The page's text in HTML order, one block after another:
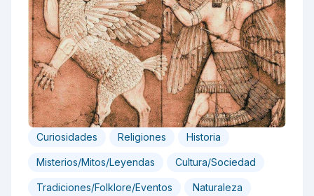
Curiosidades Religiones Historia
Misterios/Mitos/Leyendas Cultura/Sociedad
Tradiciones/Folklore/Eventos Naturaleza